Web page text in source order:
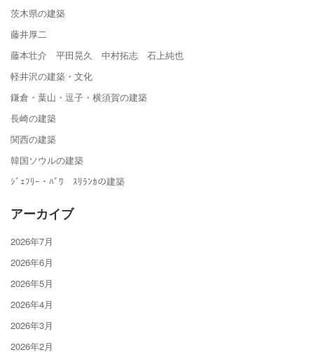
茨木県の建築
藤井厚二
藤本壮介 平田晃久 中村拓志 石上純也
軽井沢の建築・文化
鎌倉・葉山・逗子・横須賀の建築
長崎の建築
関西の建築
韓国ソウルの建築
ｼﾞｪﾌﾘｰ・ﾊﾞﾜ ｽﾘﾗﾝｶの建築
アーカイブ
2026年7月
2026年6月
2026年5月
2026年4月
2026年3月
2026年2月